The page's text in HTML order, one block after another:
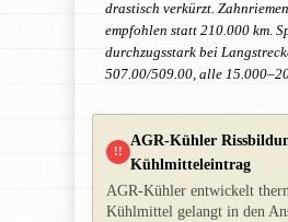
drastisch verkürzt.
empfohlen statt 210.000 km.
durchzugsstark bei
507.00/509.00, alle
!!
AGR-Kühler
Kühlmitteleintrag
AGR-Kühler entwickelt
Kühlmittel gelangt in den